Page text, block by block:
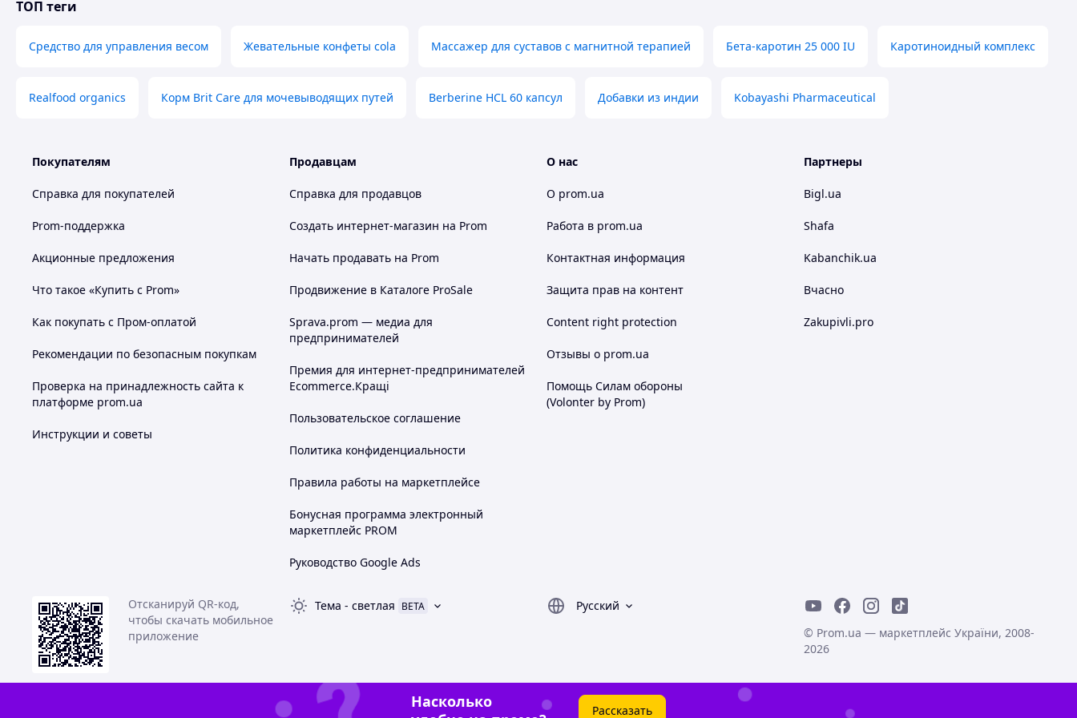
Похожие товары по характеристикам
ТОП теги
Средство для управления весом Жевательные конфеты cola Массажер для суставов с магнитной терапией Бета-каротин 25 000 IU Каротиноидный комплекс
Realfood organics Корм Brit Care для мочевыводящих путей Berberine HCL 60 капсул Добавки из индии Kobayashi Pharmaceutical
Покупателям
Справка для покупателей
Prom-поддержка
Акционные предложения
Что такое «Купить с Prom»
Как покупать с Пром-оплатой
Рекомендации по безопасным покупкам
Проверка на принадлежность сайта к
платформе prom.ua
Инструкции и советы
Продавцам
Справка для продавцов
Создать интернет-магазин на Prom
Начать продавать на Prom
Продвижение в Каталоге ProSale
Sprava.prom — медиа для
предпринимателей
Премия для интернет-предпринимателей
Ecommerce.Кращі
Пользовательское соглашение
Политика конфиденциальности
Правила работы на маркетплейсе
Бонусная программа электронный
маркетплейс PROM
Руководство Google Ads
О нас
О prom.ua
Работа в prom.ua
Контактная информация
Защита прав на контент
Content right protection
Отзывы о prom.ua
Помощь Силам обороны
(Volonter by Prom)
Партнеры
Bigl.ua
Shafa
Kabanchik.ua
Вчасно
Zakupivli.pro
Отсканируй QR-код,
чтобы скачать мобильное
приложение
Тема - светлая BETA
Русский
© Prom.ua — маркетплейс України, 2008-
2026
Насколько
Рассказать